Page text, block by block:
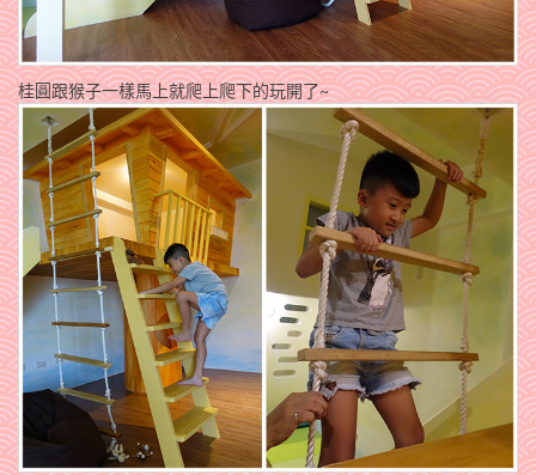
桂圓跟猴子一樣馬上就爬上爬下的玩開了~